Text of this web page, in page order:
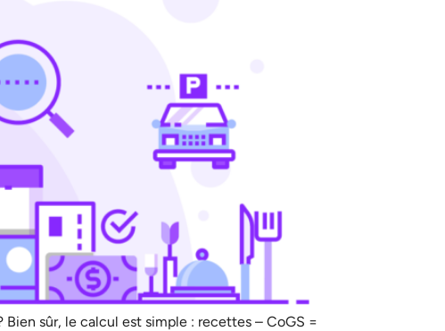
sûr, le calcul est simple : recettes – CoGS =